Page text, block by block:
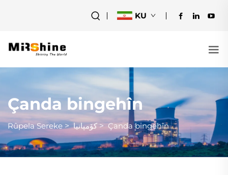
KU
Çanda bingehîn
Rûpela Sereke >کۆمپانیا >Çanda bingehîn